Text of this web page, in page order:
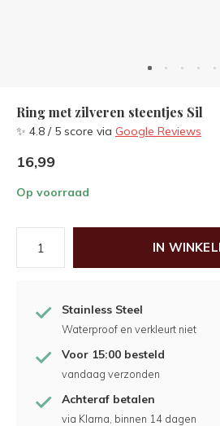
Ring met zilveren steentjes Sil
✨ 4.8 / 5 score via Google Reviews
16,99
Op voorraad
IN
Stainless Steel
Waterproof en verkleurt niet
Voor 15:00 besteld
vandaag verzonden
Achteraf betalen
via Klarna, binnen 14 dagen